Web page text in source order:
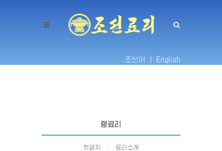
조선어 | English
랭료리
첫페지 료리소개